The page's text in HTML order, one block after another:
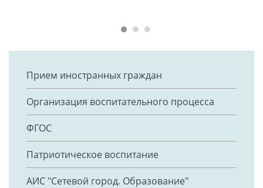
Прием иностранных граждан
Организация воспитательного процесса
ФГОС
Патриотическое воспитание
АИС "Сетевой город. Образование"